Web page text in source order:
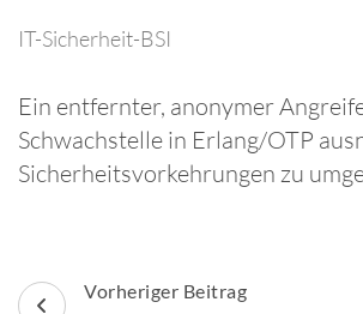
IT-Sicherheit-BSI
Ein entfernter, anonymer
Schwachstelle in Erlang/OTP
Sicherheitsvorkehrungen zu
Beitragsnavigation
Vorheriger Beitrag